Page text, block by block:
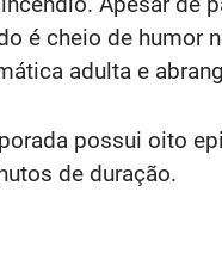
é cheio de humor
adulta e
possui oito
de duração.